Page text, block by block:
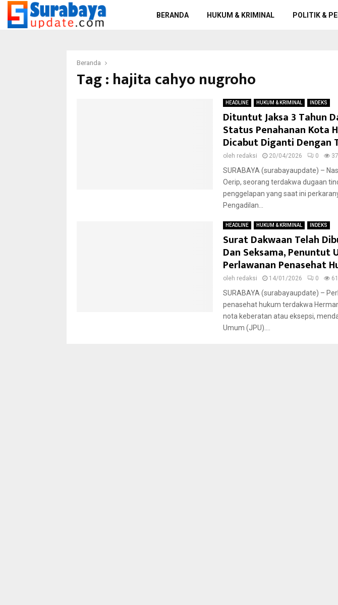
BERANDA HUKUM & KRIMINAL POLITIK &
Beranda
Tag : hajita cahyo nugroho
HEADLINE HUKUM & KRIMINAL INDEKS
Dituntut Jaksa 3 Tahun
Status Penahanan Kota
Dicabut Diganti Dengan
oleh redaksi 20/04/2026 0
SURABAYA (surabayaupdate) –
Oerip, seorang terdakwa dugaan
penggelapan yang saat ini
Pengadilan...
HEADLINE HUKUM & KRIMINAL INDEKS
Surat Dakwaan Telah
Dan Seksama, Penuntut
Perlawanan Penasehat
oleh redaksi 14/01/2026 0
SURABAYA (surabayaupdate) –
penasehat hukum terdakwa
nota keberatan atau eksepsi,
Umum (JPU)....